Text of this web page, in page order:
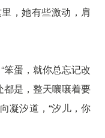
，她有些激动，肩
笨蛋，就你总忘记改
是，整天嚷嚷着要
凝汐道，“汐儿，你